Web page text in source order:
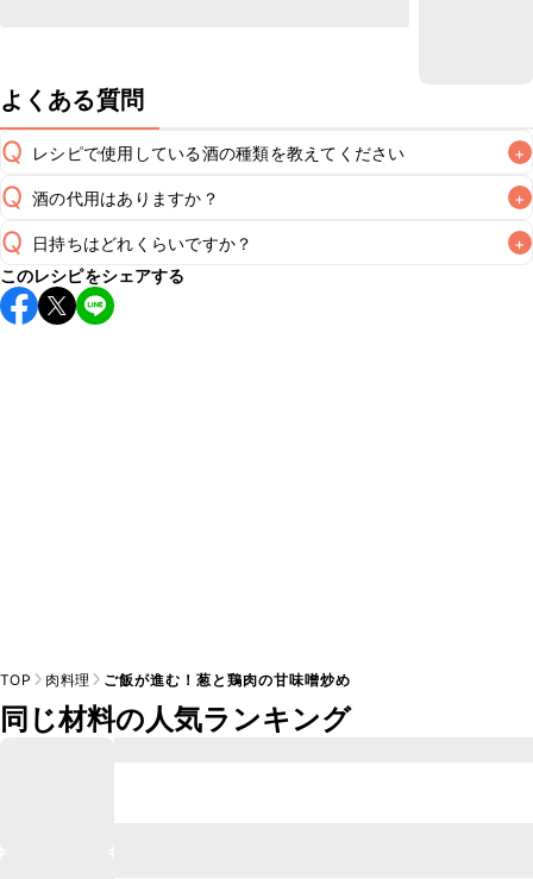
よくある質問
Q レシピで使用している酒の種類を教えてください +
A
Q 酒の代用はありますか？ +
A
Q 日持ちはどれくらいですか？ +
保存期間は冷蔵で翌日中が目安です。なるべくお早めにお召
し上がりください。
このレシピをシェアする
TOP 肉料理 ご飯が進む！葱と鶏肉の甘味噌炒め
同じ材料の人気ランキング